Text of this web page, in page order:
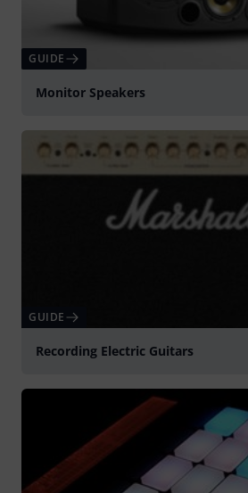
GUIDE
Monitor Speakers
GUIDE
Recording Electric Guitars